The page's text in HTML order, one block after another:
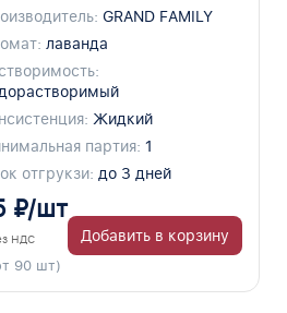
GRAND FAMILY
лаванда
Жидкий
партия: 1
отгрукзи: до 3 дней
₽/шт
НДС
90 шт)
Добавить в корзину